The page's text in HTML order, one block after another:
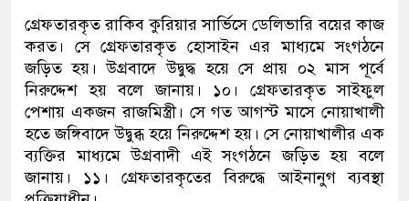
গ্রেফতারকৃত রাকিব কুরিয়ার সার্ভিসে ডেলিভারি বয়ের কাজ
করত। সে গ্রেফতারকৃত হোসাইন এর মাধ্যমে সংগঠনে
জড়িত হয়। উগ্রবাদে উদ্বুদ্ধ হয়ে সে প্রায় ০২ মাস পূর্বে
নিরুদ্দেশ হয় বলে জানায়। ১০। গ্রেফতারকৃত সাইফুল
পেশায় একজন রাজমিস্ত্রী। সে গত আগস্ট মাসে নোয়াখালী
হতে জঙ্গিবাদে উদ্বুব্ধ হয়ে নিরুদ্দেশ হয়। সে নোয়াখালীর এক
ব্যক্তির মাধ্যমে উগ্রবাদী এই সংগঠনে জড়িত হয় বলে
জানায়। ১১। গ্রেফতারকৃতের বিরুদ্ধে আইনানুগ ব্যবস্থা